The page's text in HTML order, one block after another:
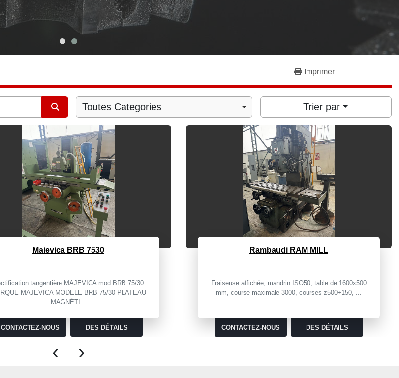
Imprimer
Toutes Categories Trier par
Rambaudi RAM MILL
affichée, mandrin ISO50, table de 1600x500
course maximale 3000, courses z500+150, ...
CONTACTEZ-NOUS DES DÉTAILS
Alpa RT 450
Taper: MEULAGE TANGENTIEL Construction: ALPA
Modèle: RT 450 Code: 393.260.02 Dimension ut...
CONTACTEZ-NOUS DES DÉTAILS
‹ ›